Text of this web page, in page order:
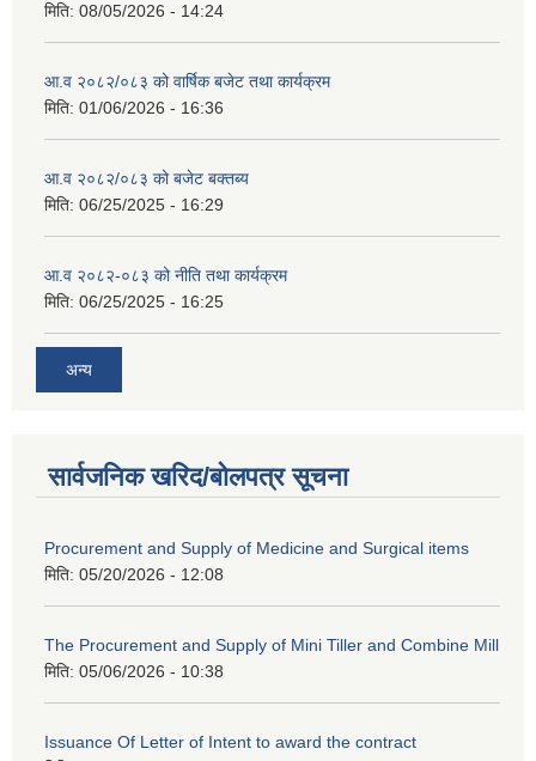
मिति: 08/05/2026 - 14:24
आ.व २०८२/०८३ को वार्षिक बजेट तथा कार्यक्रम
मिति: 01/06/2026 - 16:36
आ.व २०८२/०८३ को बजेट बक्तब्य
मिति: 06/25/2025 - 16:29
आ.व २०८२-०८३ को नीति तथा कार्यक्रम
मिति: 06/25/2025 - 16:25
अन्य
सार्वजनिक खरिद/बोलपत्र सूचना
Procurement and Supply of Medicine and Surgical items
मिति: 05/20/2026 - 12:08
The Procurement and Supply of Mini Tiller and Combine Mill
मिति: 05/06/2026 - 10:38
Issuance Of Letter of Intent to award the contract